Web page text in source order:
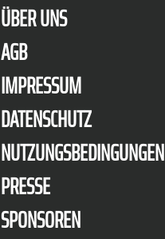
ÜBER UNS
AGB
IMPRESSUM
DATENSCHUTZ
NUTZUNGSBEDINGUNGEN
PRESSE
SPONSOREN